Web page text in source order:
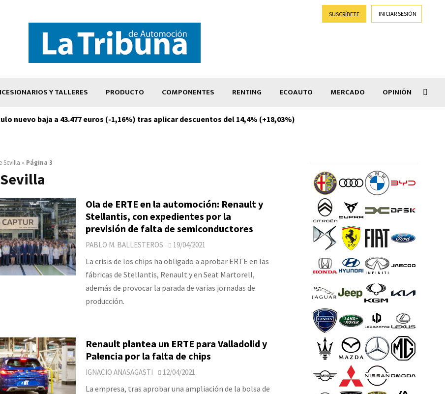
SUSCRÍBETE INICIAR SESIÓN
Y TALLERES PRODUCTO COMPONENTES RENTING ECOAUTO MERCADO OPINIÓN
nuevo baja a 43.477 euros (-1,16%) tras aplicar descuentos del 14,4% (+18,03%)
Sevilla » Página 3
Ola de ERTE en la automoción: Renault y
Stellantis, con expedientes por la
previsión de falta de semiconductores
PABLO M. BALLESTEROS 19/04/2021
La crisis de los chips ha obligado a aprobar ERTE en las
fábricas de Stellantis, Renault y en Seat Martorell,
además de provocar la parada de varias jornadas de
producción.
Renault plantea un ERTE para Valladolid y
Palencia por la falta de chips
IGNACIO ANASAGASTI 12/04/2021
La empresa, tras aprobar una ampliación de la bolsa de